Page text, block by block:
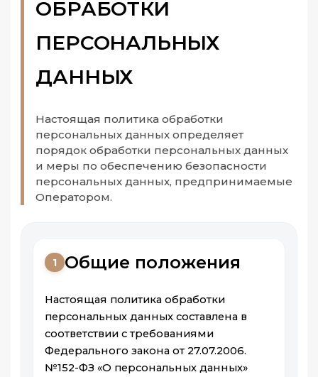
ОБРАБОТКИ
ПЕРСОНАЛЬНЫХ
ДАННЫХ
Настоящая политика обработки
персональных данных определяет
порядок обработки персональных данных
и меры по обеспечению безопасности
персональных данных, предпринимаемые
Оператором.
1 Общие положения
Настоящая политика обработки
персональных данных составлена в
соответствии с требованиями
Федерального закона от 27.07.2006.
№152-ФЗ «О персональных данных»